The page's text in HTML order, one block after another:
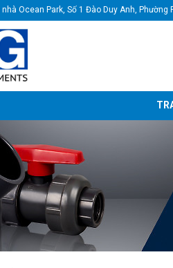
nhà Ocean Park, Số 1 Đào Duy Anh,